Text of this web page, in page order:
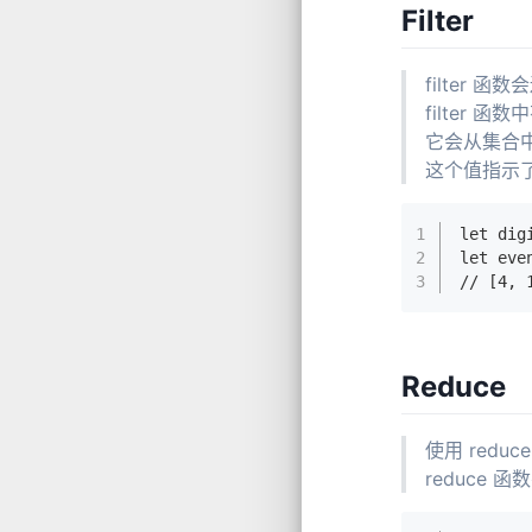
Filter
filter 函数会
filter 函数中
它会从集合
这个值指示
1
2
3
let
let
// [4,
Reduce
使用
reduce 函